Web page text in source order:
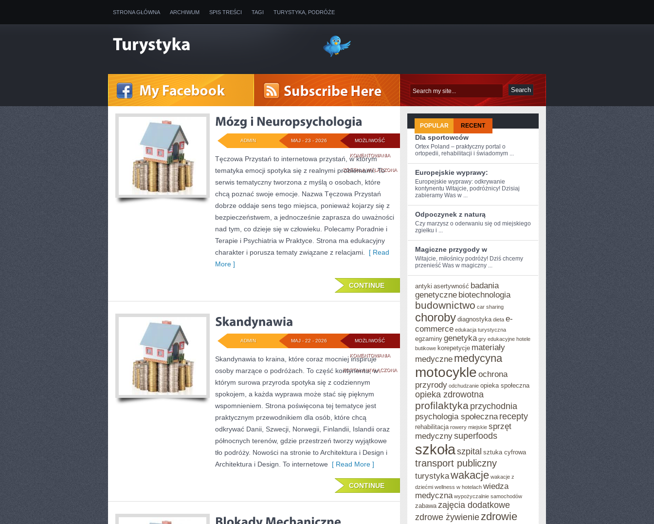
STRONA GŁÓWNA ARCHIWUM SPIS TREŚCI TAGI TURYSTYKA, PODRÓŻE
MOŻLIWOŚĆ
KOMENTOWANIAMÓZG
I
NEUROPSYCHOLOGIA
ZOSTAŁA WYŁĄCZONA
MAJ - 23 - 2026
ADMIN
Tęczowa Przystań to internetowa przystań, w którym
tematyka emocji spotyka się z realnymi problemami. To
serwis tematyczny tworzona z myślą o osobach, które
chcą poznać swoje emocje. Nazwa Tęczowa Przystań
dobrze oddaje sens tego miejsca, ponieważ kojarzy się z
bezpieczeństwem, a jednocześnie zaprasza do uważności
nad tym, co dzieje się w człowieku. Polecamy Poradnie i
Terapie i Psychiatria w Praktyce. Strona ma edukacyjny
charakter i porusza tematy związane z relacjami.
[ Read
More ]
CONTINUE
MOŻLIWOŚĆ
KOMENTOWANIASKANDYNAWIA
ZOSTAŁA WYŁĄCZONA
MAJ - 22 - 2026
ADMIN
Skandynawia to kraina, które coraz mocniej inspiruje
osoby marzące o podróżach. To część kontynentu, w
którym surowa przyroda spotyka się z codziennym
spokojem, a każda wyprawa może stać się pięknym
wspomnieniem. Strona poświęcona tej tematyce jest
praktycznym przewodnikiem dla osób, które chcą
odkrywać Danii, Szwecji, Norwegii, Finlandii, Islandii oraz
północnych terenów, gdzie przestrzeń tworzy wyjątkowe
tło podróży. Nowości na stronie to Architektura i Design i
Architektura i Design. To internetowe [ Read More ]
CONTINUE
POPULAR RECENT
Dla sportowców
Ortex Poland – praktyczny portal o
ortopedii, rehabilitacji i świadomym ...
Europejskie wyprawy:
Europejskie wyprawy: ⁣odkrywanie
kontynentu Witajcie, podróżnicy! Dzisiaj
zabieramy Was w ...
Odpoczynek z naturą
Czy marzysz o oderwaniu ​się od miejskiego
zgiełku i ...
Magiczne przygody w
Witajcie, miłośnicy ​podróży! Dziś chcemy⁢
przenieść Was w magiczny ...
antyki asertywność badania
genetyczne biotechnologia
budownictwo car sharing
choroby diagnostyka dieta e-
commerce edukacja turystyczna
egzaminy genetyka gry edukacyjne hotele
butikowe korepetycje materiały
medyczne medycyna
motocykle ochrona
przyrody odchudzanie opieka społeczna
opieka zdrowotna
profilaktyka przychodnia
psychologia społeczna recepty
rehabilitacja rowery miejskie sprzęt
medycznysuperfoods
szkołaszpital sztuka cyfrowa
transport publiczny
turystykawakacje wakacje z
dziećmi wellness w hotelach wiedza
medyczna wypożyczalnie samochodów
zabawa zajęcia dodatkowe
zdrowe żywienie zdrowie